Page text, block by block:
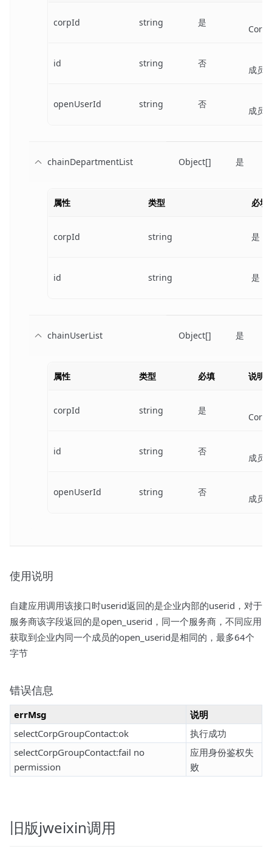
corpId string 是
Corp
id string 否
成员
openUserId string 否
成员
chainDepartmentList Object[] 是
属性 类型 必填
corpId string 是
id string 是
chainUserList Object[] 是
属性 类型 必填 说明
corpId string 是
Corp
id string 否
成员
openUserId string 否
成员
使用说明
自建应用调用该接口时userid返回的是企业内部的userid，对于
服务商该字段返回的是open_userid，同一个服务商，不同应用
获取到企业内同一个成员的open_userid是相同的，最多64个
字节
错误信息
errMsg
说明
selectCorpGroupContact:ok
执行成功
selectCorpGroupContact:fail no
permission
应用身份鉴权失
败
旧版jweixin调用